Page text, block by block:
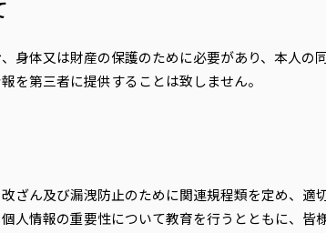
身体又は財産の保護のために必要があり、本人の
を第三者に提供することは致しません。
ざん及び漏洩防止のために関連規程類を定め、適
人情報の重要性について教育を行うとともに、皆